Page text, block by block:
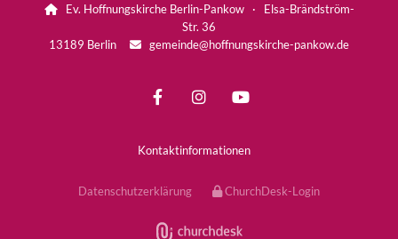
Ev. Hoffnungskirche Berlin-Pankow · Elsa-Brändström-
Str. 36
13189 Berlin
 gemeinde@hoffnungskirche-pankow.de
Kontaktinformationen
Datenschutzerklärung ChurchDesk-Login